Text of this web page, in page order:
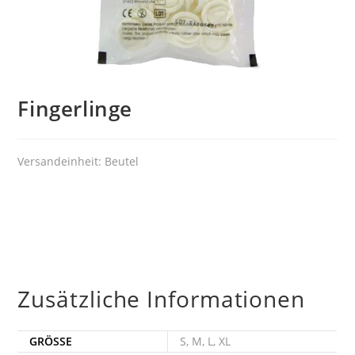
Fingerlinge
Versandeinheit: Beutel
Zusätzliche Informationen
GRÖSSE S, M, L, XL